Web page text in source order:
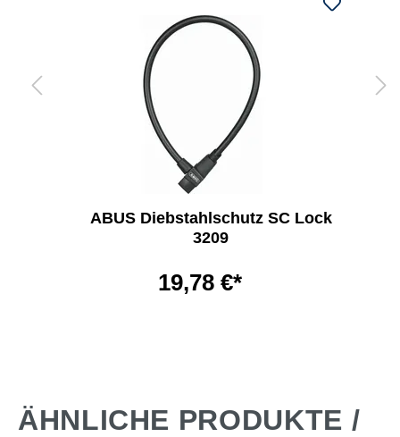
ABUS Diebstahlschutz SC Lock
3209
19,78 €*
ÄHNLICHE PRODUKTE /